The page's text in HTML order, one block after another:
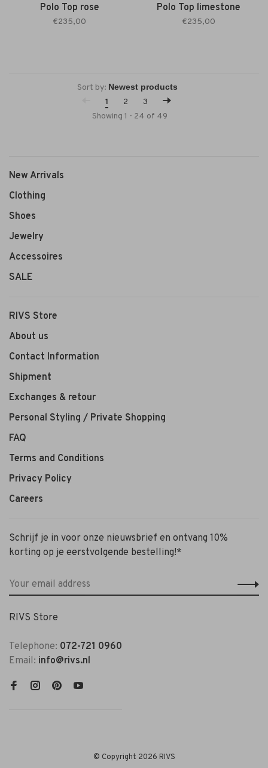
Polo Top rose
€235,00
Polo Top limestone
€235,00
Sort by:
1
2
3
Showing 1 - 24 of 49
New Arrivals
Clothing
Shoes
Jewelry
Accessoires
SALE
RIVS Store
About us
Contact Information
Shipment
Exchanges & retour
Personal Styling / Private Shopping
FAQ
Terms and Conditions
Privacy Policy
Careers
Schrijf je in voor onze nieuwsbrief en ontvang 10%
korting op je eerstvolgende bestelling!*
RIVS Store
Telephone: 072-721 0960
Email: info@rivs.nl
© Copyright 2026 RIVS